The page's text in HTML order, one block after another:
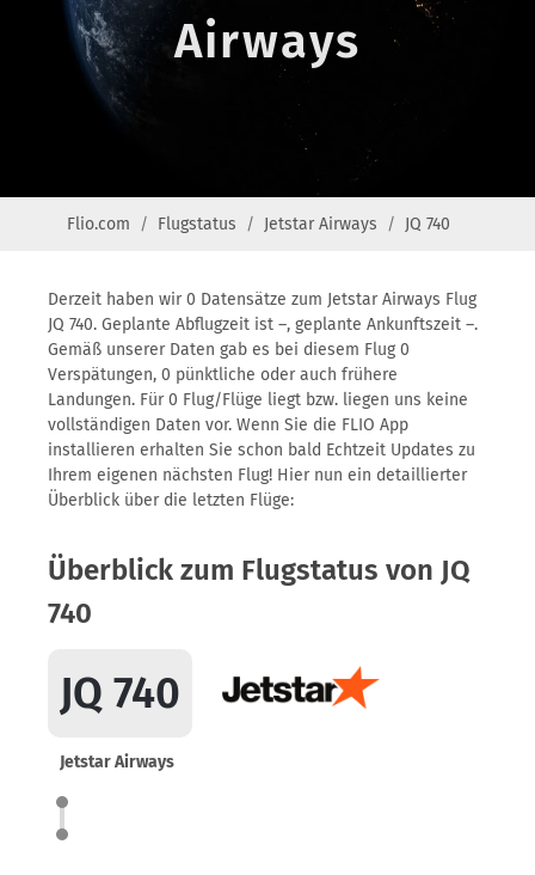
Airways
Flio.com Flugstatus Jetstar Airways JQ 740
Derzeit haben wir 0 Datensätze zum Jetstar Airways Flug
JQ 740. Geplante Abflugzeit ist –, geplante Ankunftszeit –.
Gemäß unserer Daten gab es bei diesem Flug 0
Verspätungen, 0 pünktliche oder auch frühere
Landungen. Für 0 Flug/Flüge liegt bzw. liegen uns keine
vollständigen Daten vor. Wenn Sie die FLIO App
installieren erhalten Sie schon bald Echtzeit Updates zu
Ihrem eigenen nächsten Flug! Hier nun ein detaillierter
Überblick über die letzten Flüge:
Überblick zum Flugstatus von JQ
740
JQ 740
Jetstar Airways